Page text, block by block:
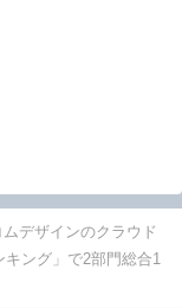
ムデザインのクラウド
ング」で2部門総合1